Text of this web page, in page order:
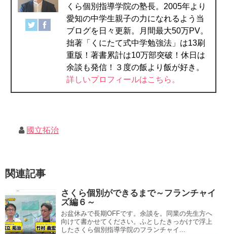
くら個別指導学院の塾長。2005年より
愛知の中学生親子の力になれるよう当
ブログを日々更新。月間最大50万PV。
拙著「くにたて式中学勉強法」は13刷
重版！著書累計は10万部突破！休日は
余談も発信！３度の飯より飯が好き。
詳しいプロフィールはこちら。
國立拓治
関連記事
さくら個別ができるまで～フランチャイ
ズ編６～
お盆休みで長期OFFです。余談を。同業の先生方へ
向けて書かせてください。ふとしたきっかけで浮上
したさくら個別指導学院のフランチャイ...